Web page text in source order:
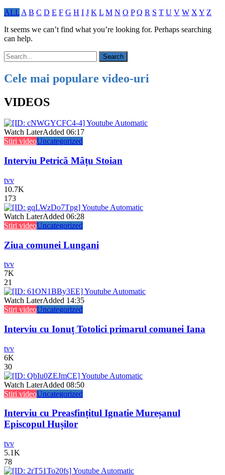
ALL A B C D E F G H I J K L M N O P Q R S T U V W X Y Z
It seems we can’t find what you’re looking for. Perhaps searching
can help.
Cele mai populare video-uri
VIDEOS
Watch LaterAdded 06:17
Stiri videoUncategorized
Interviu Petrică Mâțu Stoian
tvv
10.7K
173
Watch LaterAdded 06:28
Stiri videoUncategorized
Ziua comunei Lungani
tvv
7K
21
Watch LaterAdded 14:35
Stiri videoUncategorized
Interviu cu Ionuț Totolici primarul comunei Iana
tvv
6K
30
Watch LaterAdded 08:50
Stiri videoUncategorized
Interviu cu Preasfințitul Ignatie Mureșanul
Episcopul Hușilor
tvv
5.1K
78